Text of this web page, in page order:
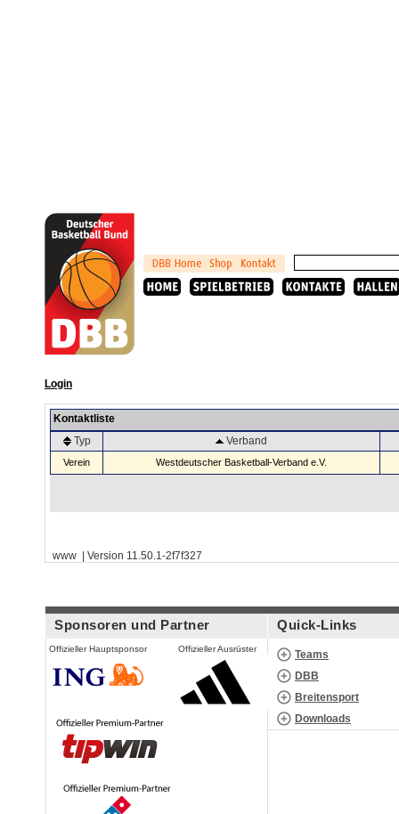
Login
Kontaktliste
Typ
Verband
Verein Westdeutscher Basketball-Verband e.V.
www | Version 11.50.1-2f7f327
Sponsoren und Partner
Offizieller Hauptsponsor Offizieller Ausrüster
Quick-Links
Teams
DBB
Breitensport
Downloads